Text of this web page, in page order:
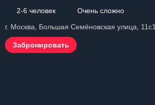
2-6 человек
Очень сложно
г. Москва, Большая Семёновская улица, 11с1
Забронировать